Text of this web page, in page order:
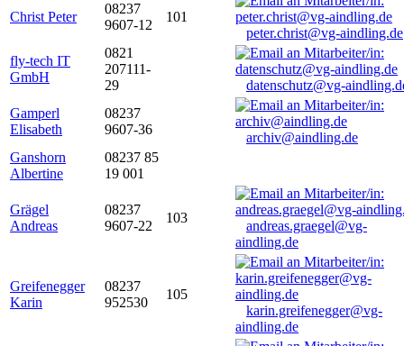
Christ Peter
08237
9607-12
101
peter.christ@vg-aindling.de
fly-tech IT
GmbH
0821
207111-
29
datenschutz@vg-
Gamperl
Elisabeth
08237
9607-36
archiv@aindling.de
Ganshorn
Albertine
08237 85
19 001
Grägel
Andreas
08237
9607-22
103
andreas.graegel@vg-
aindling.de
Greifenegger
Karin
08237
952530
105
karin.greifenegger@vg-
aindling.de